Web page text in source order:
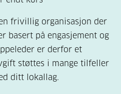
frivillig organisasjon der
basert på engasjement og
er derfor et
støttes i mange tilfeller
ditt lokallag.